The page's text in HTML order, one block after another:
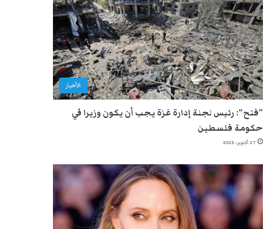
الأخبار
“فتح”: رئيس لجنة إدارة غزة يجب أن يكون وزيرا في
حكومة فلسطين
27 أكتوبر، 2025